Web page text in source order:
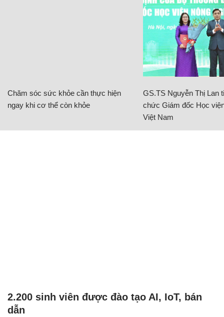
Chăm sóc sức khỏe cần thực hiện
ngay khi cơ thể còn khỏe
GS.TS Nguyễn Thị Lan
chức Giám đốc Học
Việt Nam
2.200 sinh viên được đào tạo AI, IoT, bán
dẫn